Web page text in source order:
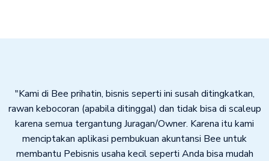
"Kami di Bee prihatin, bisnis seperti ini susah ditingkatkan,
rawan kebocoran (apabila ditinggal) dan tidak bisa di scaleup
karena semua tergantung Juragan/Owner. Karena itu kami
menciptakan aplikasi pembukuan akuntansi Bee untuk
membantu Pebisnis usaha kecil seperti Anda bisa mudah